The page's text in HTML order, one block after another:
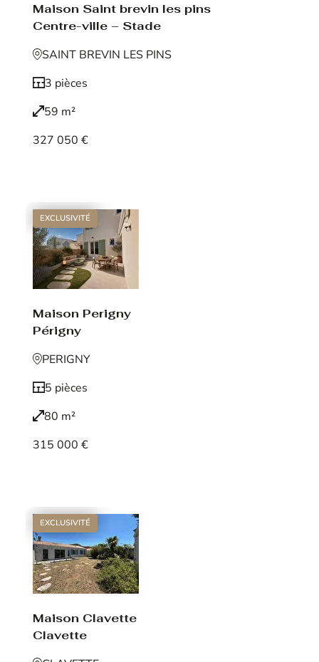
Maison Saint brevin les pins
Centre-ville – Stade
SAINT BREVIN LES PINS
3 pièces
59 m²
327 050 €
EXCLUSIVITÉ
Maison Perigny
Périgny
PERIGNY
5 pièces
80 m²
315 000 €
EXCLUSIVITÉ
Maison Clavette
Clavette